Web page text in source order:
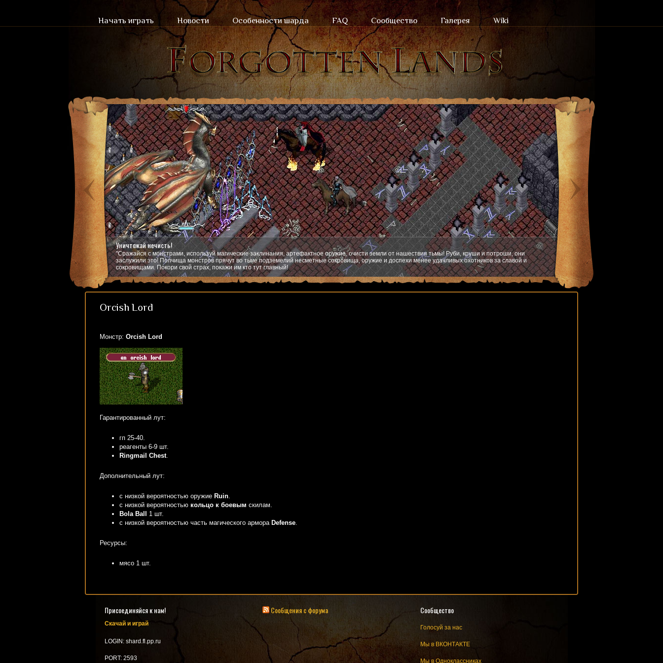
Начать играть Новости Особенности шарда FAQ Сообщество Галерея Wiki
Уничтожай нечисть!
"Сражайся с монстрами, используй магические заклинания, артефактное оружие, очисти земли от нашествия тьмы! Руби, круши и потроши, они
заслужили это! Полчища монстров прячут во тьме подземелий несметные сокровища, оружие и доспехи менее удачливых охотников за славой и
сокровищами. Покори свой страх, покажи им кто тут главный!
Orcish Lord
Монстр: Orcish Lord
Гарантированный лут:
гп 25-40.
реагенты 6-9 шт.
Ringmail Chest.
Дополнительный лут:
с низкой вероятностью оружие Ruin.
с низкой вероятностью кольцо к боевым скилам.
Bola Ball
1 шт.
с низкой вероятностью часть магического армора Defense.
Ресурсы:
мясо 1 шт.
Присоединяйся к нам!
Скачай и играй
LOGIN: shard.fl.pp.ru
PORT: 2593
Сообщения с форума Сообщество
Голосуй за нас
Мы в ВКОНТАКТЕ
Мы в Одноклассниках